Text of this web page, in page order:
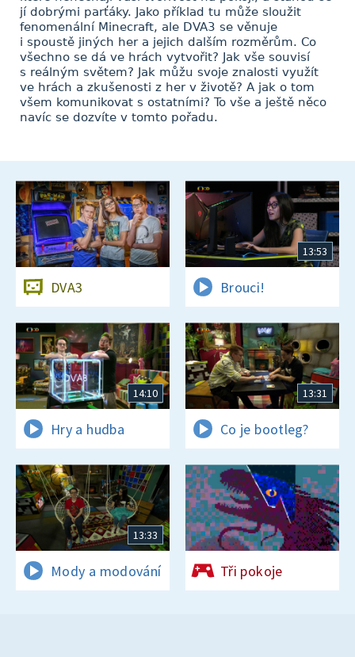
jí dobrými parťáky. Jako příklad tu může sloužit
fenomenální Minecraft, ale DVA3 se věnuje
i spoustě jiných her a jejich dalším rozměrům. Co
všechno se dá ve hrách vytvořit? Jak vše souvisí
s reálným světem? Jak můžu svoje znalosti využít
ve hrách a zkušenosti z her v životě? A jak o tom
všem komunikovat s ostatními? To vše a ještě něco
navíc se dozvíte v tomto pořadu.
DVA3
13:53
Brouci!
14:10
Hry a hudba
13:31
Co je bootleg?
13:33
Mody a modování Tři pokoje